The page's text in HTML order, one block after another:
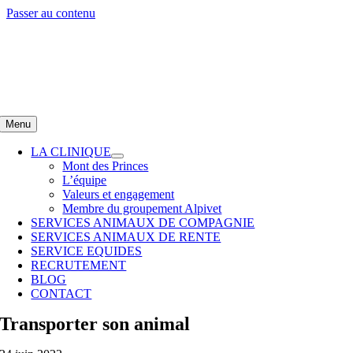
Passer au contenu
Menu
LA CLINIQUE
Mont des Princes
L’équipe
Valeurs et engagement
Membre du groupement Alpivet
SERVICES ANIMAUX DE COMPAGNIE
SERVICES ANIMAUX DE RENTE
SERVICE EQUIDES
RECRUTEMENT
BLOG
CONTACT
Transporter son animal